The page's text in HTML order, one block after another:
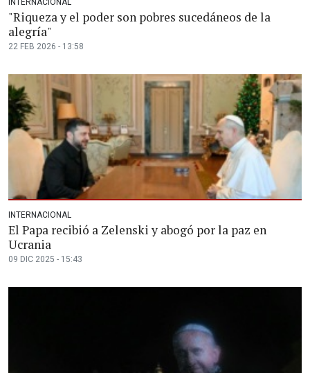
INTERNACIONAL
"Riqueza y el poder son pobres sucedáneos de la
alegría"
22 FEB 2026 - 13:58
INTERNACIONAL
El Papa recibió a Zelenski y abogó por la paz en
Ucrania
09 DIC 2025 - 15:43